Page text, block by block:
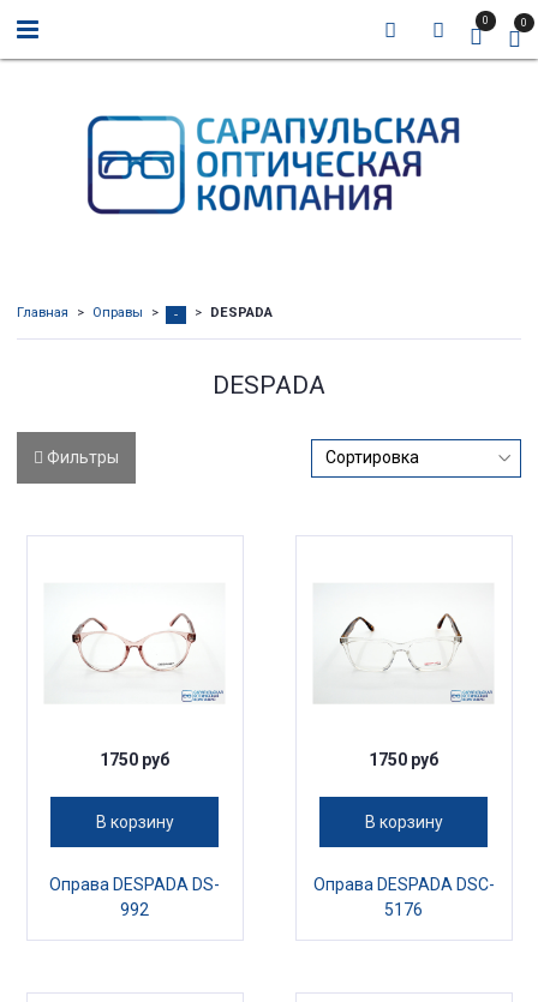
0 0
Главная Оправы - DESPADA
DESPADA
Фильтры
1750 руб
В корзину
Оправа DESPADA DS-
992
1750 руб
В корзину
Оправа DESPADA DSC-
5176